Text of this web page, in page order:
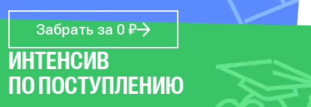
Забрать за 0 ₽
ИНТЕНСИВ
ПО ПОСТУПЛЕНИЮ